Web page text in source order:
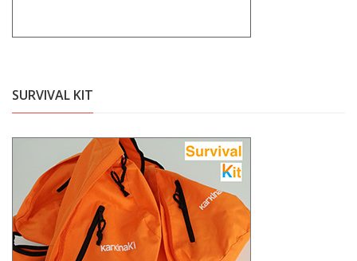
SURVIVAL KIT